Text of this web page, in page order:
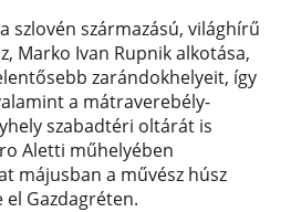
szlovén származású, világhírű
Marko Ivan Rupnik alkotása,
zarándokhelyeit, így
a mátraverebély-
szabadtéri oltárát is
Aletti műhelyében
májusban a művész húsz
Gazdagréten.